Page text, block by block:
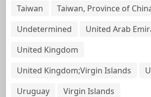
Taiwan
Taiwan, Province of
Undetermined
United Arab
United Kingdom
United Kingdom;Virgin Islands
Uruguay
Virgin Islands